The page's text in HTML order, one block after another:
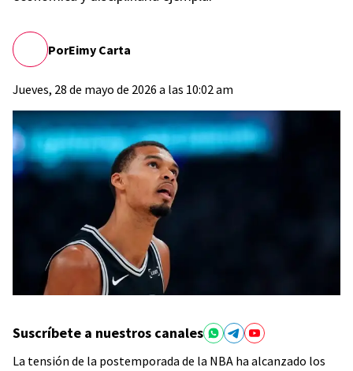
PorEimy Carta
Jueves, 28 de mayo de 2026 a las 10:02 am
Suscríbete a nuestros canales
La tensión de la postemporada de la NBA ha alcanzado los